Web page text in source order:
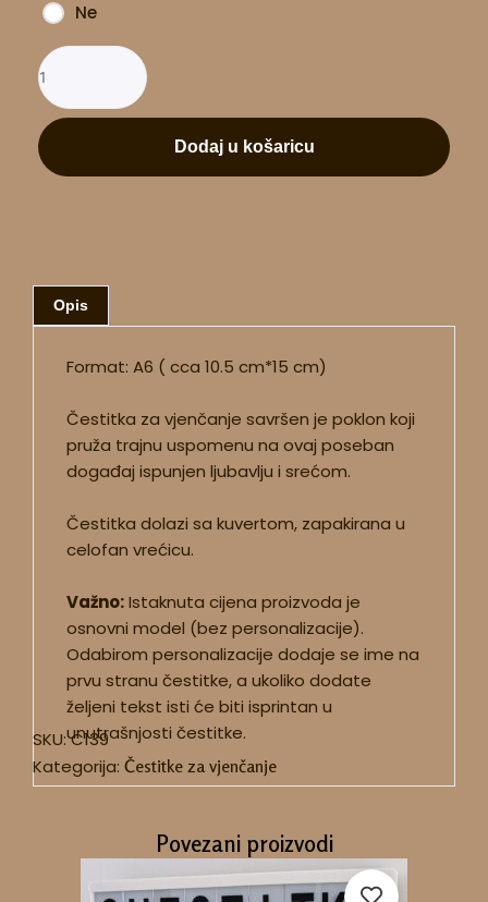
Ne
Dodaj u košaricu
Opis
Format: A6 ( cca 10.5 cm*15 cm)
Čestitka za vjenčanje savršen je poklon koji
pruža trajnu uspomenu na ovaj poseban
događaj ispunjen ljubavlju i srećom.
Čestitka dolazi sa kuvertom, zapakirana u
celofan vrećicu.
Važno:Istaknuta cijena proizvoda je
osnovni model (bez personalizacije).
Odabirom personalizacije dodaje se ime na
prvu stranu čestitke, a ukoliko dodate
željeni tekst isti će biti isprintan u
unutrašnjosti čestitke.
SKU:C139
Kategorija: Čestitke za vjenčanje
Povezani proizvodi